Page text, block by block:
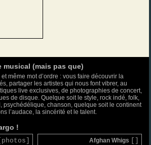
musical (mais pas que)
même mot d’ordre : vous faire découvrir la
partager les artistes qui nous font vibrer, au
live exclusives, de photographies de concert,
de disque. Quelque soit le style, rock indé, folk,
psychédélique, chanson, quelque soit le continent
l’audace, la sincérité et le talent.
!
[photos] Afghan Whigs